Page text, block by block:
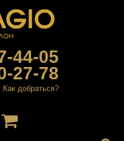
44-05
27-78
Как добраться?